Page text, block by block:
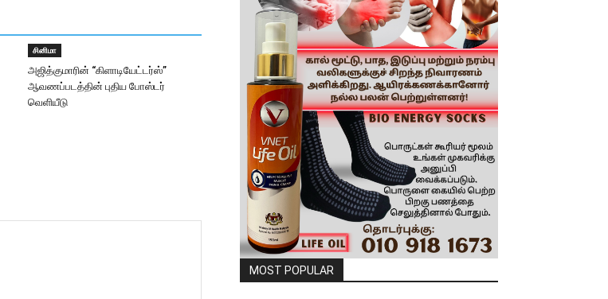
சினிமா
அஜித்குமாரின் “கிளாடியேட்டர்ஸ்”
ஆவணப்படத்தின் புதிய போஸ்டர்
வெளியீடு
MOST POPULAR